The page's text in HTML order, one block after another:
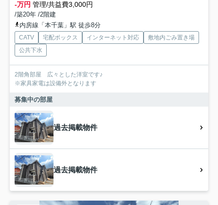
-万円 管理/共益費3,000円
/築20年 /2階建
内房線「本千葉」駅 徒歩8分
CATV 宅配ボックス インターネット対応
敷地内ごみ置き場
公共下水
2階角部屋 広々とした洋室です♪
※家具家電は設備外となります
募集中の部屋
過去掲載物件
過去掲載物件